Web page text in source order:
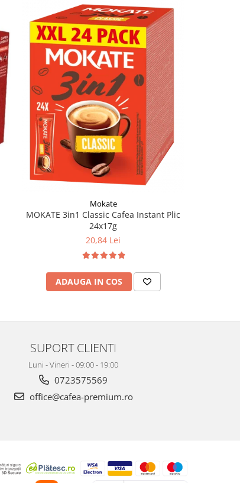
Mokate
MOKATE 3in1 Classic Cafea Instant Plic
24x17g
20,84 Lei
ADAUGA IN COS
SUPORT CLIENTI
Luni - Vineri - 09:00 - 19:00
0723575569
office@cafea-premium.ro